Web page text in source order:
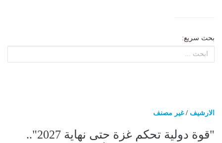
بحث سريع:
الارشيف /غير مصنف
"قوة دولية تحكم غزة حتى نهاية 2027"..